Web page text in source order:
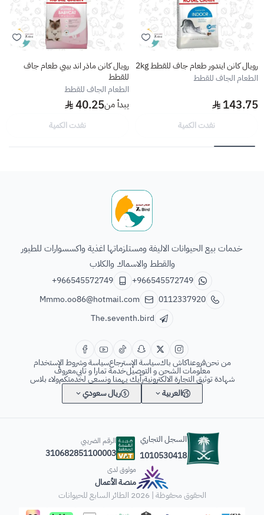
رويال كانن ايندور طعام جاف للقطط 2kg
الطعام الجاف للقطط
143.75
نفدت الكمية
رويال كانن ماذر اند بيبي طعام جاف
للقطط
الطعام الجاف للقطط
يبدأ من40.25
نفدت الكمية
خدمات بيع الحيوانات الاليفة ومستلزماتها اغذية واكسسوارات للطيور
والقطط والاسماك والكلاب
+966545572749
+966545572749
0112337920
Mmmo.oo86@hotmail.com
The.seventh.bird
من نحنفروعناكاش باكسياسة الإسترجاعسياسة وشروط الإستخدام
معلومات الشحن و التوصيلخدمة تمارا و تابيمعروف
شهادة توثيق التجارة الالكترونيةرأيك يهمنا ونسعى لخدمتكمولاء بلاس
العربية
ريال سعودي
السجل التجاري
1010530418
الرقم الضريبي
310682851100003
موثوق لدى
منصة الأعمال
الحقوق محفوظة | 2026
الطائر السابع للحيوانات